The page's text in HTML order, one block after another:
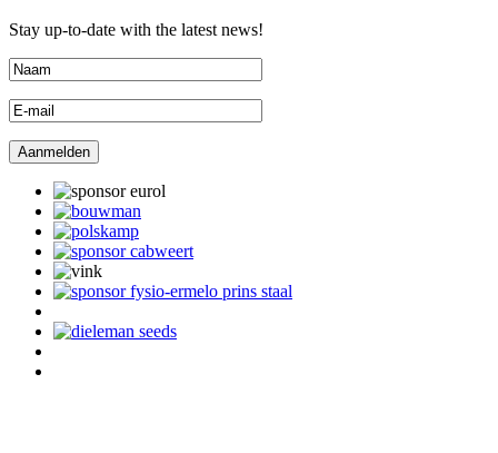
Stay up-to-date with the latest news!